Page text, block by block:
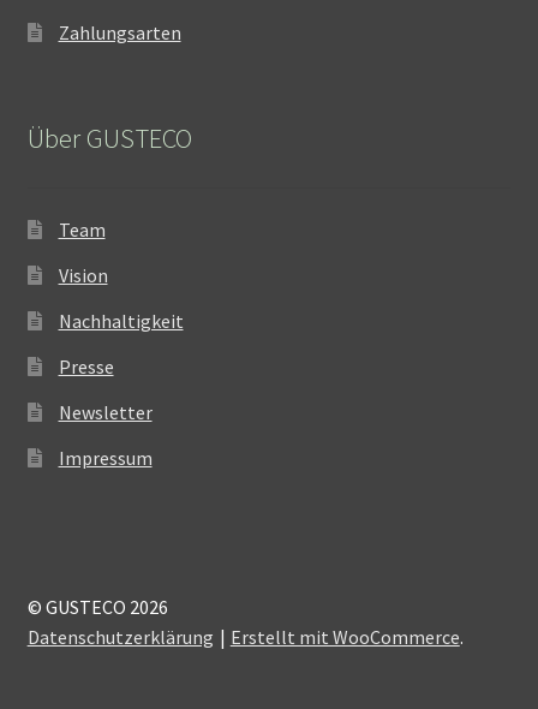
Zahlungsarten
Über GUSTECO
Team
Vision
Nachhaltigkeit
Presse
Newsletter
Impressum
© GUSTECO 2026
Datenschutzerklärung
Erstellt mit WooCommerce.